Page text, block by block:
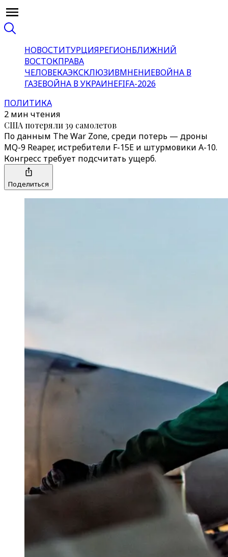
НОВОСТИТУРЦИЯРЕГИОНБЛИЖНИЙ
ВОСТОКПРАВА
ЧЕЛОВЕКАЭКСКЛЮЗИВМНЕНИЕВОЙНА В
ГАЗЕВОЙНА В УКРАИНЕFIFA-2026
ПОЛИТИКА
2 мин чтения
США потеряли 39 самолетов
По данным The War Zone, среди потерь — дроны
MQ-9 Reaper, истребители F-15E и штурмовики A-10.
Конгресс требует подсчитать ущерб.
Поделиться